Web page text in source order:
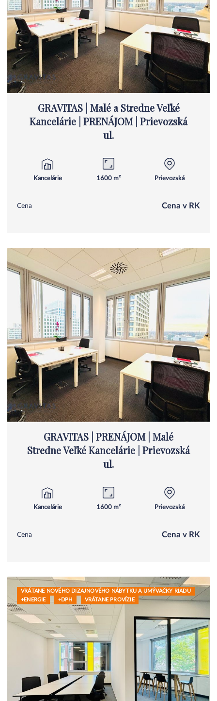
GRAVITAS | Malé a Stredne Veľké
Kancelárie | PRENÁJOM | Prievozská
ul.
Kancelárie 1600 m² Prievozská
Cena Cena v RK
GRAVITAS | PRENÁJOM | Malé
Stredne Veľké Kancelárie | Prievozská
ul.
Kancelárie 1600 m² Prievozská
Cena Cena v RK
VRÁTANE NOVÉHO DIZAJNOVÉHO NÁBYTKU A UMÝVAČKY RIADU
+ENERGIE
+DPH VRÁTANE PROVÍZIE